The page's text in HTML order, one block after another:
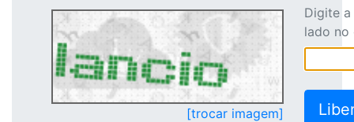
[trocar imagem]
Digite
lado no